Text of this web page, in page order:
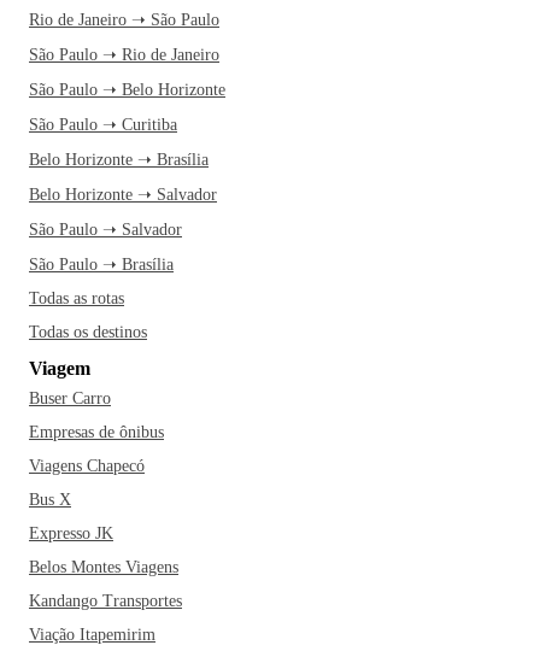
Rio de Janeiro ➝ São Paulo
São Paulo ➝ Rio de Janeiro
São Paulo ➝ Belo Horizonte
São Paulo ➝ Curitiba
Belo Horizonte ➝ Brasília
Belo Horizonte ➝ Salvador
São Paulo ➝ Salvador
São Paulo ➝ Brasília
Todas as rotas
Todas os destinos
Viagem
Buser Carro
Empresas de ônibus
Viagens Chapecó
Bus X
Expresso JK
Belos Montes Viagens
Kandango Transportes
Viação Itapemirim